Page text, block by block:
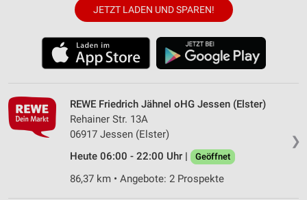
JETZT LADEN UND SPAREN!
❯
REWE Friedrich Jähnel oHG Jessen (Elster)
Rehainer Str. 13A
06917 Jessen (Elster)
Heute 06:00 - 22:00 Uhr |
Geöffnet
86,37 km • Angebote: 2 Prospekte